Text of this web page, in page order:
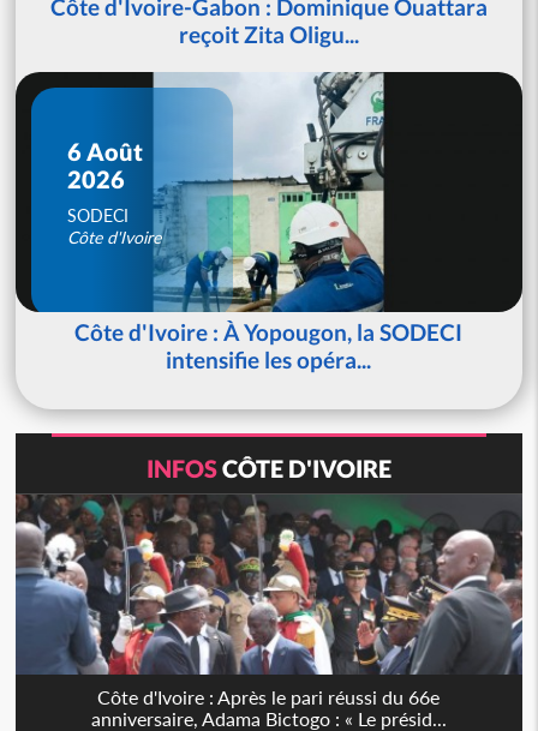
Côte d'Ivoire-Gabon : Dominique Ouattara
reçoit Zita Oligu...
6 Août
2026
SODECI
Côte d'Ivoire
Côte d'Ivoire : À Yopougon, la SODECI
intensifie les opéra...
INFOSCÔTE D'IVOIRE
Côte d'Ivoire : Après le pari réussi du 66e
anniversaire, Adama Bictogo : « Le présid...